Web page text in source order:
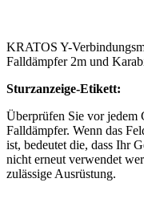
KRATOS Y-
Falldämpfer 2m und
Sturzanzeige-Etikett:
Überprüfen Sie vor jedem
Falldämpfer. Wenn das
ist, bedeutet die, dass Ihr
nicht erneut verwendet
zulässige Ausrüstung.